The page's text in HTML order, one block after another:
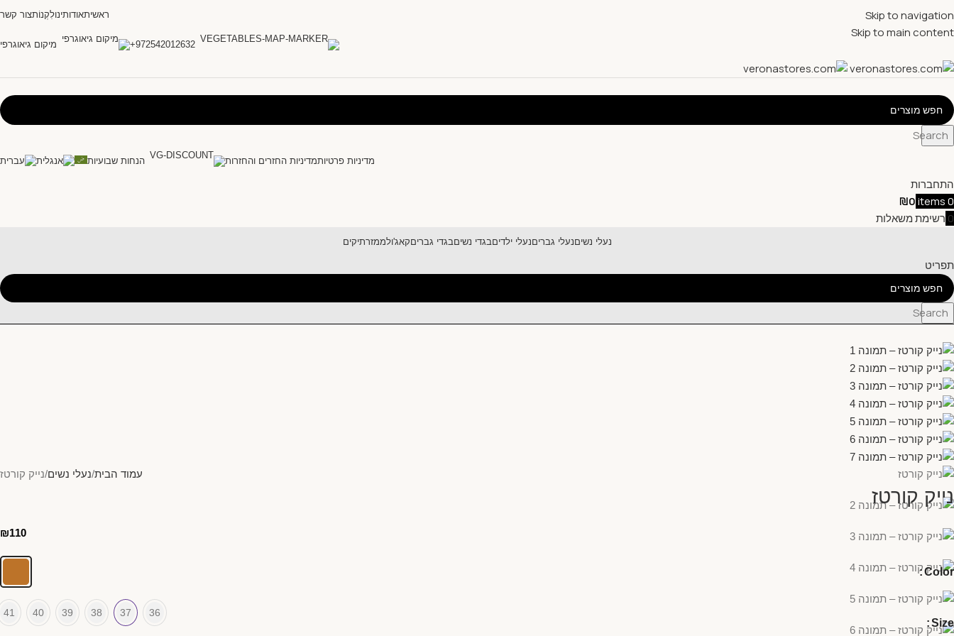
Skip to navigation
Skip to main content
ראשיתאודותינולִקְנוֹתצור קשר
972542012632+ מיקום גיאוגרפי
Search
מדיניות פרטיותמדיניות החזרים והחזרות הנחות שבועיות
התחברות
0
items
₪0
0 רשימת משאלות
נעלי נשיםנעלי גבריםנעלי ילדיםבגדי נשיםבגדי גבריםקאג'ולממזרתיקים
תפריט
Search
עמוד הבית נעלי נשים נייק קורטז
נייק קורטז
₪110
Color
Size
36
37
38
39
40
41